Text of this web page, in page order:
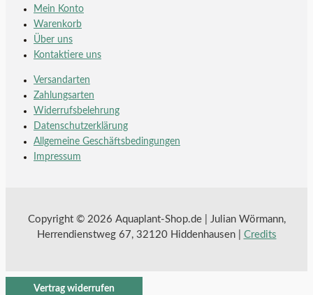
Mein Konto
Warenkorb
Über uns
Kontaktiere uns
Versandarten
Zahlungsarten
Widerrufsbelehrung
Datenschutzerklärung
Allgemeine Geschäftsbedingungen
Impressum
Copyright © 2026 Aquaplant-Shop.de | Julian Wörmann,
Herrendienstweg 67, 32120 Hiddenhausen | Credits
Vertrag widerrufen